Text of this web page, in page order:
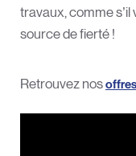
travaux, comme s’il
source de fierté !
Retrouvez nos